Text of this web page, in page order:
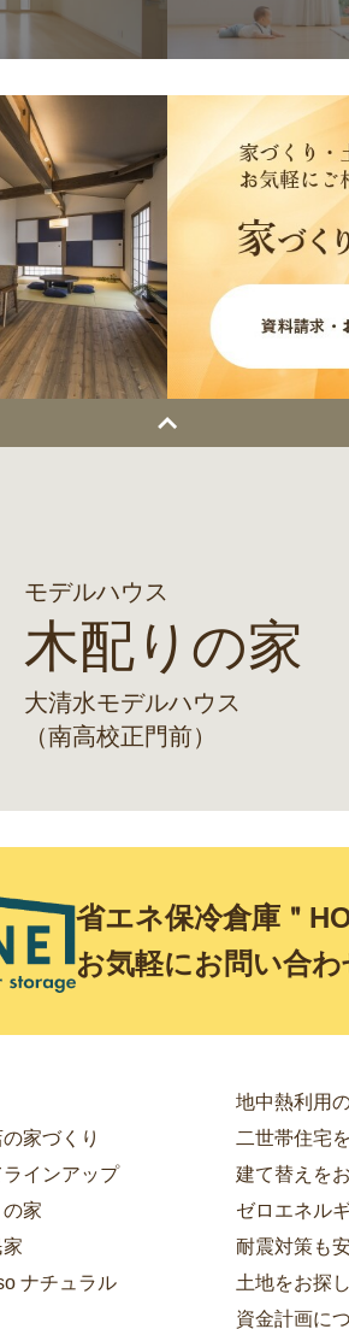
モデルハウス
木配りの家
大清水モデルハウス
（南高校正門前）
省エネ保冷倉庫＂
お気軽にお問い合わ
家づくり
インアップ
家
ナチュラル
地中熱利用
二世帯住宅
建て替えを
ゼロエネル
耐震対策も
土地をお探
資金計画に